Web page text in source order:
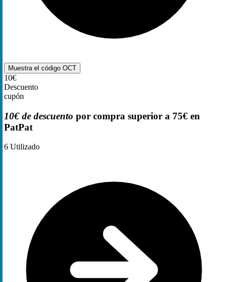
Muestra el código OCT
10€
Descuento
cupón
10€ de descuento por compra superior a 75€ en
PatPat
6 Utilizado